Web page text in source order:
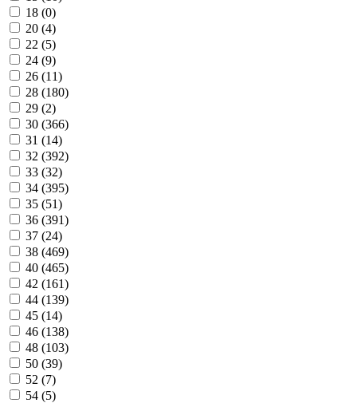
18 (0)
20 (4)
22 (5)
24 (9)
26 (11)
28 (180)
29 (2)
30 (366)
31 (14)
32 (392)
33 (32)
34 (395)
35 (51)
36 (391)
37 (24)
38 (469)
40 (465)
42 (161)
44 (139)
45 (14)
46 (138)
48 (103)
50 (39)
52 (7)
54 (5)